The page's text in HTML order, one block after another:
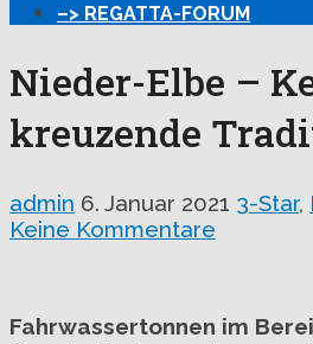
–> REGATTA-FORUM
Nieder-Elbe –
kreuzende
admin 6. Januar 2021 3-Star,
Keine Kommentare
Fahrwassertonnen im